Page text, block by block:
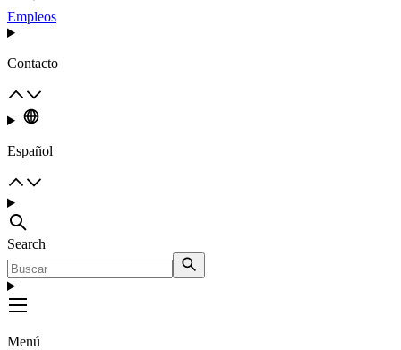
Empleos
Contacto
Español
Search
Menú